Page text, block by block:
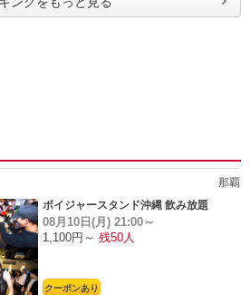
那覇
ボイジャースタンド沖縄 飲み放題
08月10日(月) 21:00～
1,100円～ 残50人
クーポンあり